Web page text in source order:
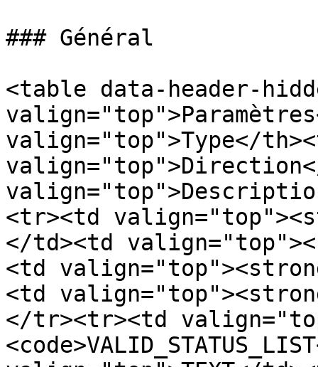
### Général
<table data-header-
valign="top">Type</
<tr><td
</td><td
<td
<td
</tr><tr><td